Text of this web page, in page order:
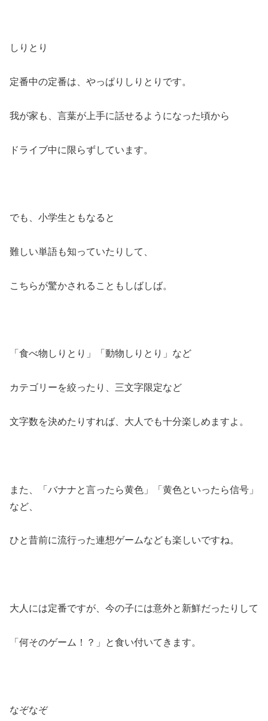
しりとり
定番中の定番は、やっぱりしりとりです。
我が家も、言葉が上手に話せるようになった頃から
ドライブ中に限らずしています。
でも、小学生ともなると
難しい単語も知っていたりして、
こちらが驚かされることもしばしば。
「食べ物しりとり」「動物しりとり」など
カテゴリーを絞ったり、三文字限定など
文字数を決めたりすれば、大人でも十分楽しめますよ。
また、「バナナと言ったら黄色」「黄色といったら信号」
など、
ひと昔前に流行った連想ゲームなども楽しいですね。
大人には定番ですが、今の子には意外と新鮮だったりして
「何そのゲーム！？」と食い付いてきます。
なぞなぞ